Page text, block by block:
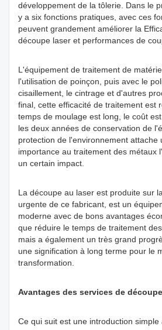
développement de la tôlerie. Dans le
y a six fonctions pratiques, avec ces
peuvent grandement améliorer la
découpe laser et performances de
L'équipement de traitement de
l'utilisation de poinçon, puis avec le
cisaillement, le cintrage et d'autres
final, cette efficacité de traitement est
temps de moulage est long, le coût
les deux années de conservation de
protection de l'environnement attache
importance au traitement des métaux
un certain impact.
La découpe au laser est produite sur
urgente de ce fabricant, est un
moderne avec de bons avantages
que réduire le temps de traitement
mais a également un très grand
une signification à long terme pour le
transformation.
Avantages des services de
Ce qui suit est une introduction